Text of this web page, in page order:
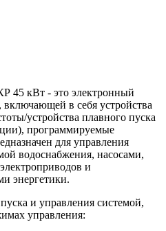
45 кВт - это электронный
в себя устройства
устройства плавного пуска
программируемые
для управления
водоснабжения, насосами,
и
энергетики.
и управления системой,
управления: